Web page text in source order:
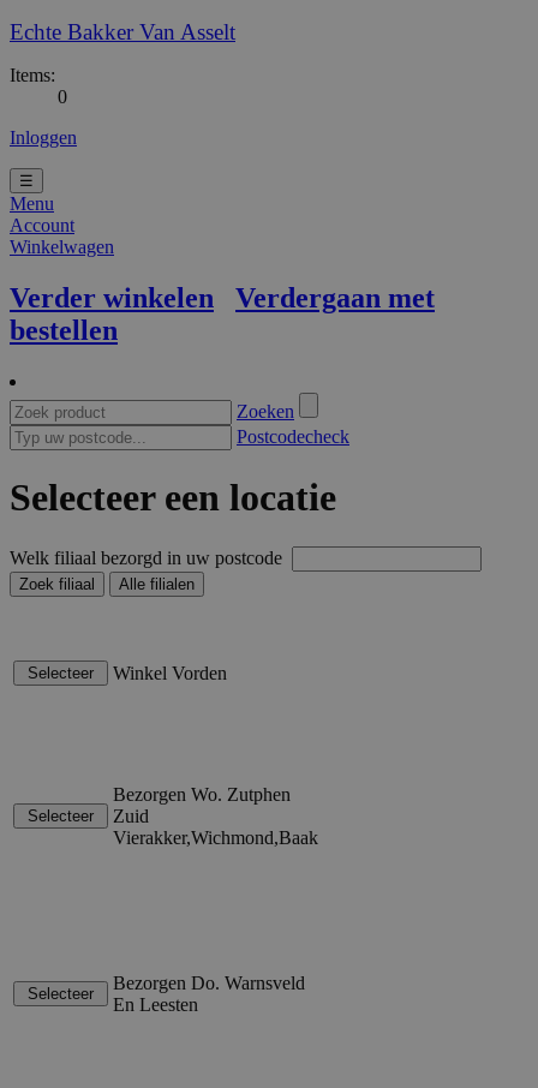
Echte Bakker Van Asselt
Items:
0
Inloggen
☰
Menu
Account
Winkelwagen
Verder winkelen
Verdergaan met
bestellen
Zoeken
Postcodecheck
Selecteer een locatie
Welk filiaal bezorgd in uw postcode
Winkel Vorden
Bezorgen Wo. Zutphen
Zuid
Vierakker,Wichmond,Baak
Bezorgen Do. Warnsveld
En Leesten